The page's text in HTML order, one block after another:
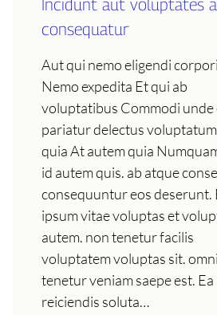
Incidunt aut voluptates
consequatur
Aut qui nemo eligendi
Nemo expedita Et qui ab
voluptatibus Commodi unde
pariatur delectus
quia At autem quia
id autem quis. ab atque
consequuntur eos deserunt.
ipsum vitae voluptas et
autem. non tenetur facilis
voluptatem voluptas sit.
tenetur veniam saepe est. Ea
reiciendis soluta…